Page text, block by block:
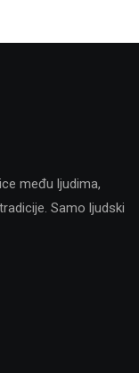
među ljudima,
Samo ljudski